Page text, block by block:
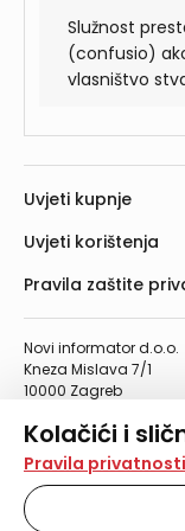
Kolačići i
Na našoj web
tehnologije za
vašem uređaju.
analiziramo
Pravila privatnosti
Služnost
(confusio)
vlasništvo
Novi informator d.o.o.
Kneza Mislava 7/1
10000 Zagreb
Telefaks: 01/4612-553
info@informator.hr
PRATITE NAS:
Uvjeti kupnje
Uvjeti korištenja
Pravila zaštite